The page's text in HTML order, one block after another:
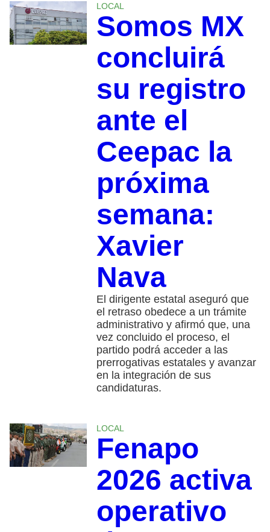
LOCAL
Somos MX
concluirá
su registro
ante el
Ceepac la
próxima
semana:
Xavier
Nava
El dirigente estatal aseguró que
el retraso obedece a un trámite
administrativo y afirmó que, una
vez concluido el proceso, el
partido podrá acceder a las
prerrogativas estatales y avanzar
en la integración de sus
candidaturas.
LOCAL
Fenapo
2026 activa
operativo